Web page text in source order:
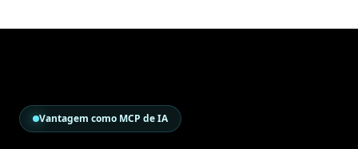
Vantagem como MCP de IA